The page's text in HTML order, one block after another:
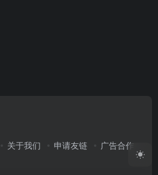
关于我们 申请友链 广告合作